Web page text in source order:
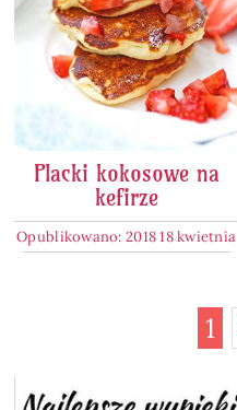
Placki kokosowe na
kefirze
Opublikowano: 2018 18 kwietnia
1